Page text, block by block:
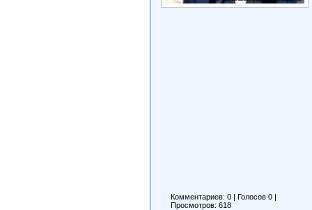
Комментариев: 0 | Голосов 0 |
Просмотров: 618